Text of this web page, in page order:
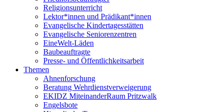
Religionsunterricht
Lektor*innen und Prädikant*innen
Evangelische Kindertagesstätten
Evangelische Seniorenzentren
EineWelt-Läden
Baubeauftragte
Presse- und Öffentlichkeitsarbeit
Themen
Ahnenforschung
Beratung Wehrdienstverweigerung
EKIDZ MiteinanderRaum Pritzwalk
Engelsbote